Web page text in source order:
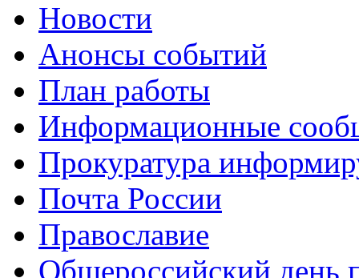
Новости
Анонсы событий
План работы
Информационные
Прокуратура
Почта России
Православие
Общероссийский день